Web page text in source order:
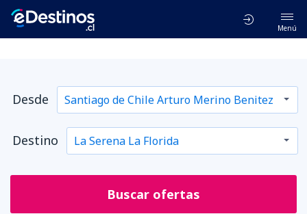
Menú
Desde
Destino
Buscar ofertas